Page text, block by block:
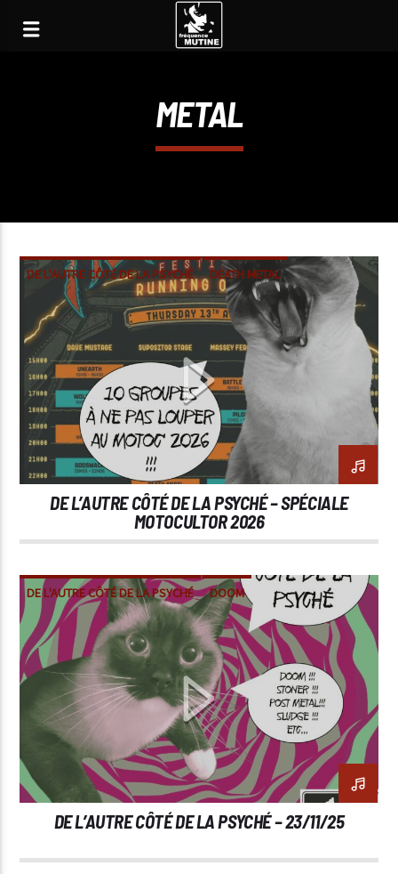
METAL
DE L'AUTRE CÔTÉ DE LA PSYCHÉ
DEATH METAL
DOOM
HEAVY METAL METAL STONER
DE L’AUTRE CÔTÉ DE LA PSYCHÉ – SPÉCIALE
MOTOCULTOR 2026
DE L'AUTRE CÔTÉ DE LA PSYCHÉ
DOOM
METAL
POST-METAL STONER
DE L’AUTRE CÔTÉ DE LA PSYCHÉ – 23/11/25